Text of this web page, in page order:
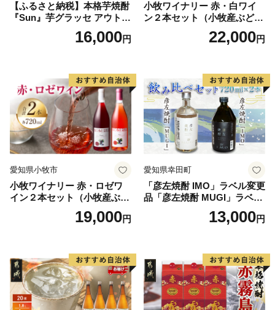
【ふるさと納税】本格芋焼酎
『Sun』芋グラッセ アウトド
ア ソロキャンプ ベランピン
グ 巣ごもり 就労支援16,000円
小牧ワイナリー 赤・白ワイ
ン２本セット（小牧産ぶどう
22,000円
愛知県小牧市
小牧ワイナリー 赤・ロゼワ
イン２本セット（小牧産ぶど
19,000円
愛知県幸田町
「彦左焼酎 IMO」ラベル変更
品「彦左焼酎 MUGI」ラベル
変更品 飲み比べ セット 合計
2本 720ml×各1本 25度 焼酎
13,000円